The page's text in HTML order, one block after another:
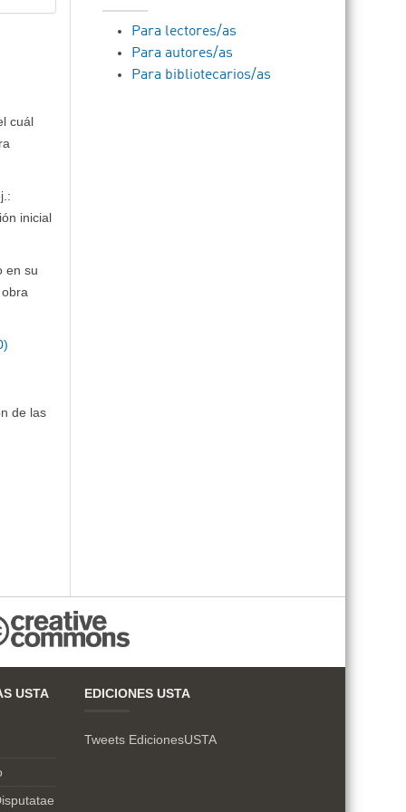
cuál
inicial
en su
de las
Para lectores/as
Para autores/as
Para bibliotecarios/as
USTA EDICIONES USTA
Tweets EdicionesUSTA